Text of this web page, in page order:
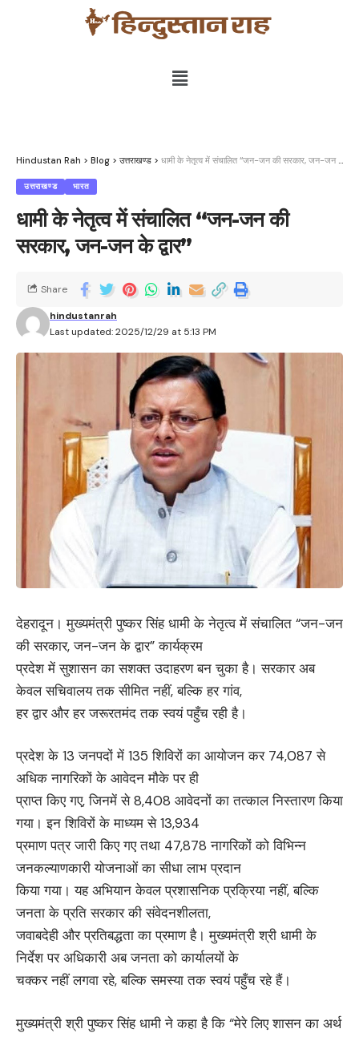
Hindustan Rah > Blog > उत्तराखण्ड > धामी के नेतृत्व में संचालित “जन-जन की सरकार, जन-जन के द्वार”
उत्तराखण्ड भारत
धामी के नेतृत्व में संचालित “जन-जन की
सरकार, जन-जन के द्वार”
Last updated: 2025/12/29 at 5:13 PM
hindustanrah
Share
देहरादून। मुख्यमंत्री पुष्कर सिंह धामी के नेतृत्व में संचालित “जन-जन
की सरकार, जन-जन के द्वार” कार्यक्रम
प्रदेश में सुशासन का सशक्त उदाहरण बन चुका है। सरकार अब
केवल सचिवालय तक सीमित नहीं, बल्कि हर गांव,
हर द्वार और हर जरूरतमंद तक स्वयं पहुँच रही है।
प्रदेश के 13 जनपदों में 135 शिविरों का आयोजन कर 74,087 से
अधिक नागरिकों के आवेदन मौके पर ही
प्राप्त किए गए, जिनमें से 8,408 आवेदनों का तत्काल निस्तारण किया
गया। इन शिविरों के माध्यम से 13,934
प्रमाण पत्र जारी किए गए तथा 47,878 नागरिकों को विभिन्न
जनकल्याणकारी योजनाओं का सीधा लाभ प्रदान
किया गया। यह अभियान केवल प्रशासनिक प्रक्रिया नहीं, बल्कि
जनता के प्रति सरकार की संवेदनशीलता,
जवाबदेही और प्रतिबद्धता का प्रमाण है। मुख्यमंत्री श्री धामी के
निर्देश पर अधिकारी अब जनता को कार्यालयों के
चक्कर नहीं लगवा रहे, बल्कि समस्या तक स्वयं पहुँच रहे हैं।
मुख्यमंत्री श्री पुष्कर सिंह धामी ने कहा है कि “मेरे लिए शासन का अर्थ